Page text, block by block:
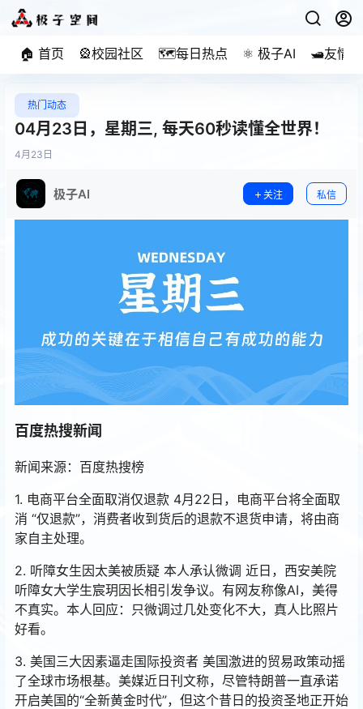
🏠 首页 🎡校园社区 🗺️每日热点 ⚛️ 极子AI 🛥️友情
热门动态
04月23日，星期三, 每天60秒读懂全世界！
4月 23日
极子AI 关注 私信
百度热搜新闻
新闻来源：百度热搜榜
1. 电商平台全面取消仅退款 4月22日，电商平台将全面取
消 “仅退款”，消费者收到货后的退款不退货申请，将由商
家自主处理。
2. 听障女生因太美被质疑 本人承认微调 近日，西安美院
听障女大学生宸玥因长相引发争议。有网友称像AI，美得
不真实。本人回应：只微调过几处变化不大，真人比照片
好看。
3. 美国三大因素逼走国际投资者 美国激进的贸易政策动摇
了全球市场根基。美媒近日刊文称，尽管特朗普一直承诺
开启美国的“全新黄金时代”，但这个昔日的投资圣地正开始